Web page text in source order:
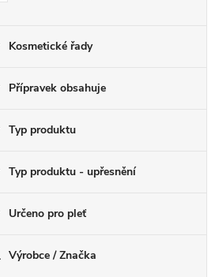
Kosmetické řady
Přípravek obsahuje
Typ produktu
Typ produktu - upřesnění
Určeno pro pleť
Výrobce / Značka